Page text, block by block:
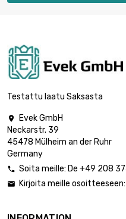
Testattu laatu Saksasta

Evek GmbH
Neckarstr. 39
45478 Mülheim an der Ruhr
Germany
 Soita meille: De +49 208
 Kirjoita meille osoitteeseen: